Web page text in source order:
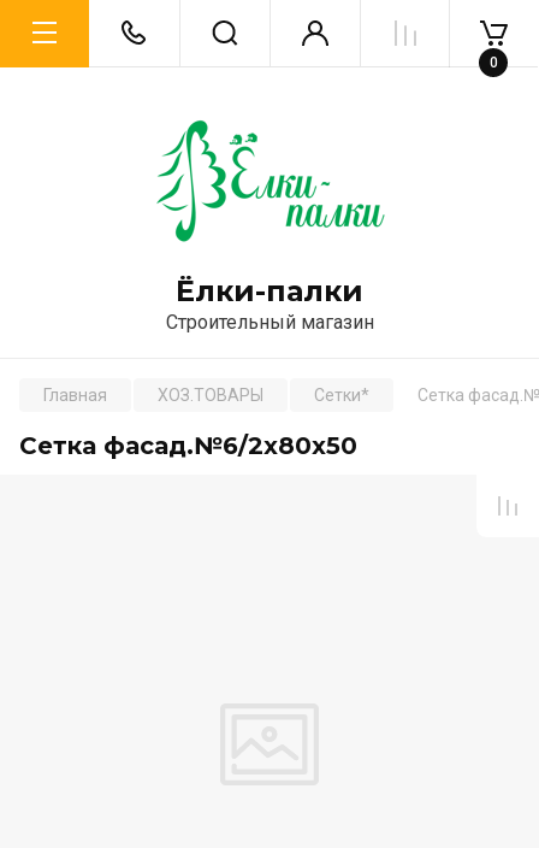
Ёлки-палки
Строительный магазин
0
Главная ХОЗ.ТОВАРЫ Сетки* Сетка
Сетка фасад.№6/2х80х50